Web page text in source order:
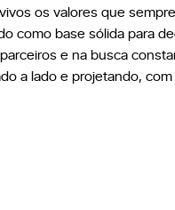
os valores que
como base sólida para
e na busca
a lado e projetando,